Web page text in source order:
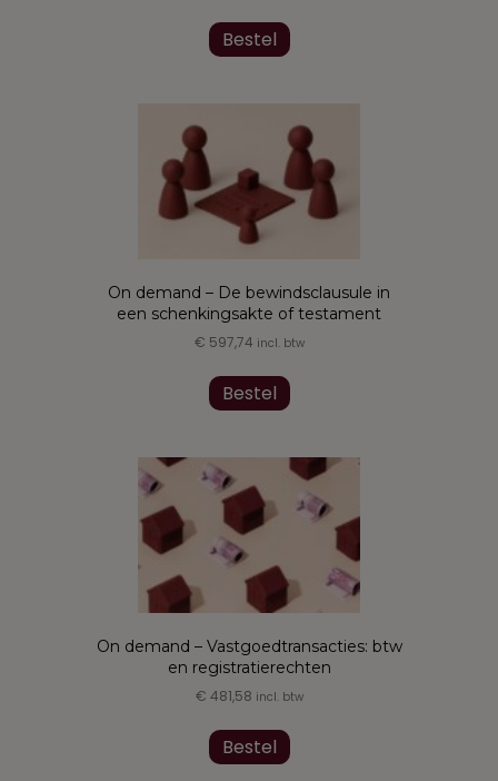
Bestel
On demand – De bewindsclausule in
een schenkingsakte of testament
€ 597,74 incl. btw
Bestel
On demand – Vastgoedtransacties: btw
en registratierechten
€ 481,58 incl. btw
Bestel